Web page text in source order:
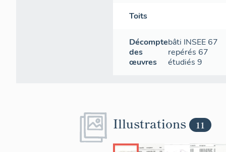
Toits
Décompte
des
œuvres
bâti INSEE 67
repérés 67
étudiés 9
Illustrations 11